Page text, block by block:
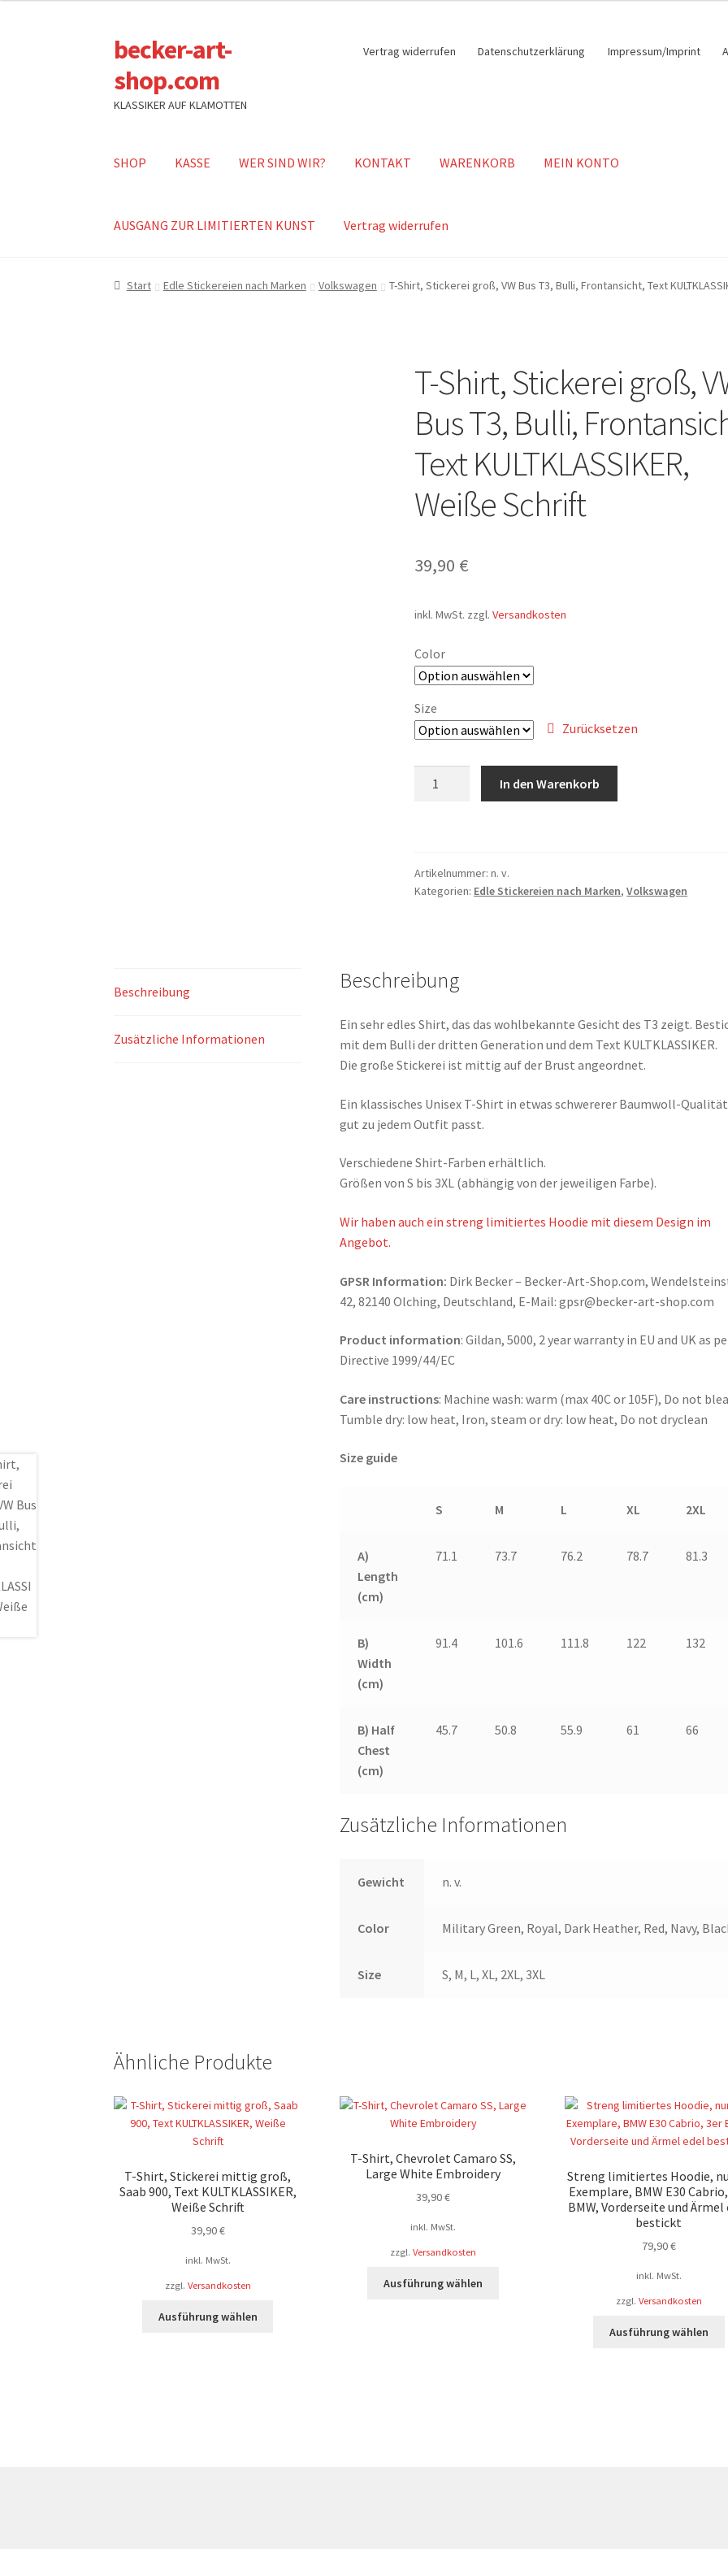
Zur
Navigation
springen
Zum
Inhalt
springen
becker-art-
shop.com
KLASSIKER AUF KLAMOTTEN
Vertrag widerrufen Datenschutzerklärung Impressum/Imprint
SHOP KASSE WER SIND WIR? KONTAKT WARENKORB MEIN KONTO
AUSGANG ZUR LIMITIERTEN KUNST Vertrag widerrufen
Start Edle Stickereien nach Marken Volkswagen T-Shirt, Stickerei groß, VW Bus T3, Bulli, Frontansicht, Text
T-Shirt, Stickerei groß,
Bus T3, Bulli,
Text KULTKLASSIKER,
Weiße Schrift
39,90 €
inkl. MwSt. zzgl.Versandkosten
Color
Size
Zurücksetzen
Bus
T3,
KULTKLASSIKER,
Schrift
Menge
In den Warenkorb
Artikelnummer:n. v.
Kategorien: Edle Stickereien nach Marken,Volkswagen
Beschreibung
Zusätzliche Informationen
Beschreibung
Ein sehr edles Shirt, das das wohlbekannte Gesicht des T3 zeigt.
mit dem Bulli der dritten Generation und dem Text KULTKLASSIKER.
Die große Stickerei ist mittig auf der Brust angeordnet.
Ein klassisches Unisex T-Shirt in etwas schwererer Baumwoll-
gut zu jedem Outfit passt.
Verschiedene Shirt-Farben erhältlich.
Größen von S bis 3XL (abhängig von der jeweiligen Farbe).
Wir haben auch ein streng limitiertes Hoodie mit diesem Design im
Angebot.
GPSR Information: Dirk Becker – Becker-Art-Shop.com,
42, 82140 Olching, Deutschland, E-Mail: gpsr@becker-art-shop.com
Product information: Gildan, 5000, 2 year warranty in EU and UK as
Directive 1999/44/EC
Care instructions: Machine wash: warm (max 40C or 105F), Do not
Tumble dry: low heat, Iron, steam or dry: low heat, Do not dryclean
Size guide
S M L XL 2XL
A)
Length
(cm)
71.1 73.7 76.2 78.7 81.3
B)
Width
(cm)
91.4 101.6 111.8 122 132
B) Half
Chest
(cm)
45.7 50.8 55.9 61 66
Zusätzliche Informationen
Gewicht n. v.
Color Military Green, Royal, Dark Heather, Red, Navy,
Size S, M, L, XL, 2XL, 3XL
Ähnliche Produkte
T-Shirt, Stickerei mittig groß,
Saab 900, Text KULTKLASSIKER,
Weiße Schrift
39,90€
inkl. MwSt.
zzgl. Versandkosten
Ausführung wählen
T-Shirt, Chevrolet Camaro SS,
Large White Embroidery
39,90€
inkl. MwSt.
zzgl.Versandkosten
Ausführung wählen
Streng limitiertes Hoodie,
Exemplare, BMW E30
BMW, Vorderseite und Ärmel
bestickt
79,90€
inkl. MwSt.
zzgl. Versandkosten
Ausführung wählen